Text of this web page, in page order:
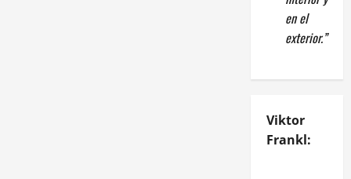
en el
exterior.”
Viktor
Frankl: